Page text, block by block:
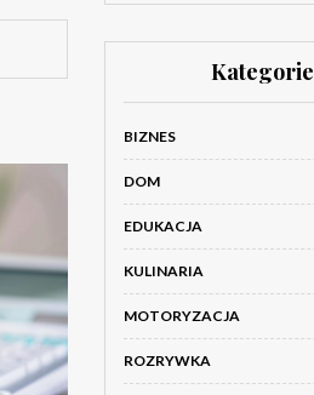
Kategorie
BIZNES
DOM
EDUKACJA
KULINARIA
MOTORYZACJA
ROZRYWKA